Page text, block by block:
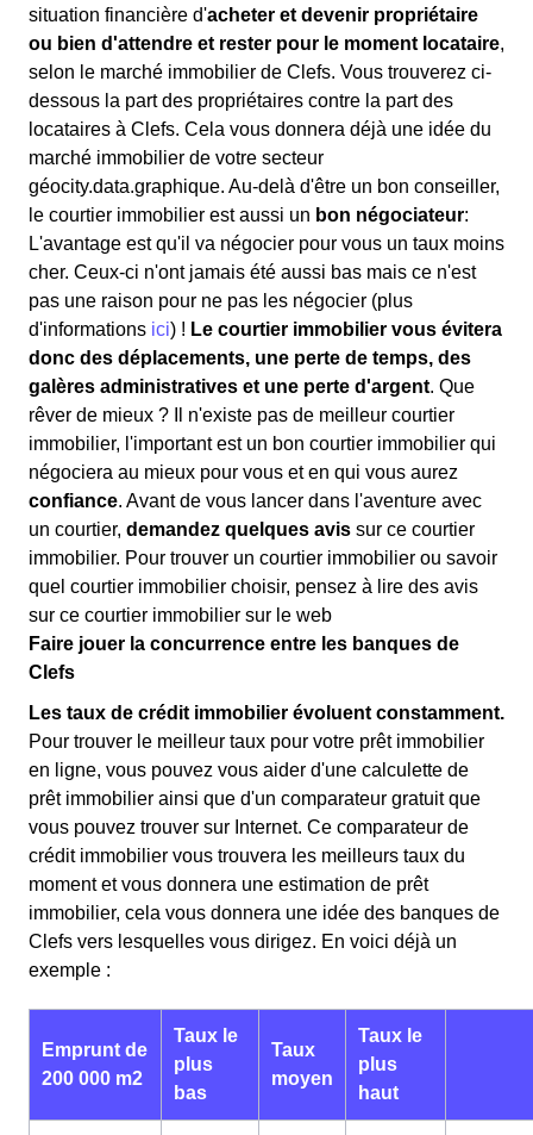
situation financière d'acheter et devenir propriétaire
ou bien d'attendre et rester pour le moment locataire,
selon le marché immobilier de Clefs. Vous trouverez ci-
dessous la part des propriétaires contre la part des
locataires à Clefs. Cela vous donnera déjà une idée du
marché immobilier de votre secteur
géocity.data.graphique. Au-delà d'être un bon conseiller,
le courtier immobilier est aussi un bon négociateur:
L'avantage est qu'il va négocier pour vous un taux moins
cher. Ceux-ci n'ont jamais été aussi bas mais ce n'est
pas une raison pour ne pas les négocier (plus
d'informations ici) ! Le courtier immobilier vous évitera
donc des déplacements, une perte de temps, des
galères administratives et une perte d'argent. Que
rêver de mieux ? Il n'existe pas de meilleur courtier
immobilier, l'important est un bon courtier immobilier qui
négociera au mieux pour vous et en qui vous aurez
confiance. Avant de vous lancer dans l'aventure avec
un courtier, demandez quelques avis sur ce courtier
immobilier. Pour trouver un courtier immobilier ou savoir
quel courtier immobilier choisir, pensez à lire des avis
sur ce courtier immobilier sur le web
Faire jouer la concurrence entre les banques de
Clefs
Les taux de crédit immobilier évoluent constamment.
Pour trouver le meilleur taux pour votre prêt immobilier
en ligne, vous pouvez vous aider d'une calculette de
prêt immobilier ainsi que d'un comparateur gratuit que
vous pouvez trouver sur Internet. Ce comparateur de
crédit immobilier vous trouvera les meilleurs taux du
moment et vous donnera une estimation de prêt
immobilier, cela vous donnera une idée des banques de
Clefs vers lesquelles vous dirigez. En voici déjà un
exemple :
Emprunt de
200 000 m2
Taux le
plus
bas
Taux
moyen
Taux le
plus
haut